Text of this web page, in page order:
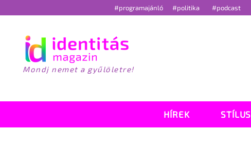
#programajánló #politika #podcast
Mondj nemet a gyűlöletre!
HÍREK STÍLUS